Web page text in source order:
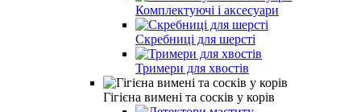
Комплектуючі і аксесуари
Скребниці для шерсті
Тримери для хвостів
Гігієна вимені та сосків у корів